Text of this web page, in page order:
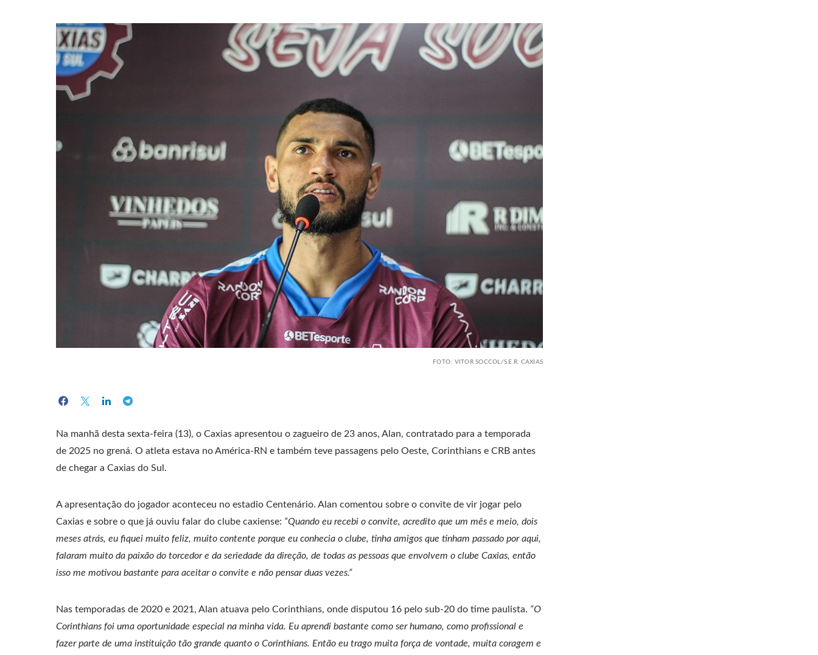
FOTO: VITOR SOCCOL/S.E.R. CAXIAS
Na manhã desta sexta-feira (13), o Caxias apresentou o zagueiro de 23 anos, Alan, contratado para a temporada
de 2025 no grená. O atleta estava no América-RN e também teve passagens pelo Oeste, Corinthians e CRB antes
de chegar a Caxias do Sul.
A apresentação do jogador aconteceu no estadio Centenário. Alan comentou sobre o convite de vir jogar pelo
Caxias e sobre o que já ouviu falar do clube caxiense: “Quando eu recebi o convite, acredito que um mês e meio, dois
meses atrás, eu fiquei muito feliz, muito contente porque eu conhecia o clube, tinha amigos que tinham passado por aqui,
falaram muito da paixão do torcedor e da seriedade da direção, de todas as pessoas que envolvem o clube Caxias, então
isso me motivou bastante para aceitar o convite e não pensar duas vezes.”
Nas temporadas de 2020 e 2021, Alan atuava pelo Corinthians, onde disputou 16 pelo sub-20 do time paulista. “O
Corinthians foi uma oportunidade especial na minha vida. Eu aprendi bastante como ser humano, como profissional e
fazer parte de uma instituição tão grande quanto o Corinthians. Então eu trago muita força de vontade, muita coragem e